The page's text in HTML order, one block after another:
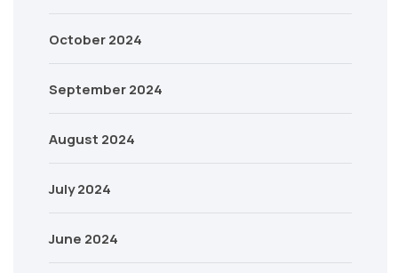
October 2024
September 2024
August 2024
July 2024
June 2024